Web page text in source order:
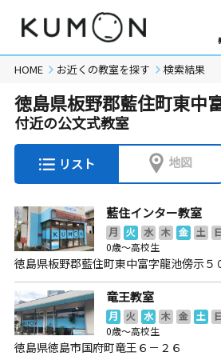
HOME お近くの教室を探す 検索結果
徳島県板野郡藍住町東中
付近の公文式教室
リスト 地図
藍住インター教室
月 火 水 木 金 土
0歳～高校生
徳島県板野郡藍住町東中富字龍池傍示５
竜王教室
月 火 水 木 金 土
0歳～高校生
徳島県徳島市国府町竜王６－２６